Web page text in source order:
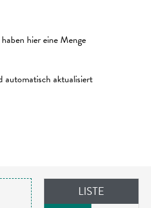
hier eine Menge
automatisch aktualisiert
LISTE